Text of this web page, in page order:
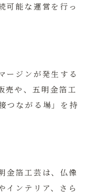
可能な運営を行っ
ージンが発生する
売や、五明金箔工
つながる場」 を持
金箔工芸は、仏像
インテリア、さら